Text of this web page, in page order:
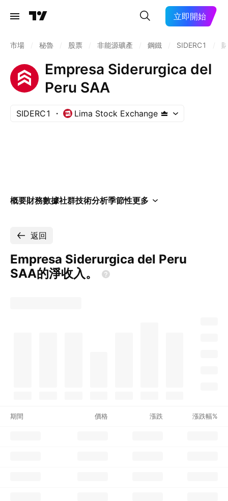
立即開始
市場 秘魯 股票 非能源礦產 鋼鐵 SIDERC1
Empresa Siderurgica del
Peru SAA
SIDERC1 Lima Stock Exchange
概要財務數據社群技術分析季節性更多
返回
Empresa Siderurgica del Peru
SAA的淨收入。
期間 價格 漲跌 漲跌幅%